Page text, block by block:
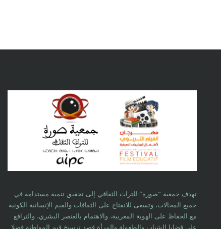
تهدف جمعية “صورة” للتراث الثقافي إلى تحقيق تنمية مستدامة في
جميع المجالات، وتسعى للانفتاح على الثقافات والقيم الإنسانية الكونية
مع الحفاظ على الهوية المغربية، والاهتمام بالعنصر البشري، والترافع
على قضايا الشباب والطفولة والمرأة قصد ترسيخ قيم المواطنة فضلا